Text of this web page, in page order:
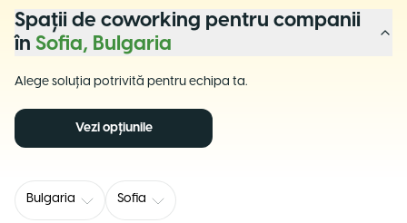
Spații de coworking pentru companii
în Sofia, Bulgaria
Alege soluția potrivită pentru echipa ta.
Vezi opțiunile
Bulgaria Sofia